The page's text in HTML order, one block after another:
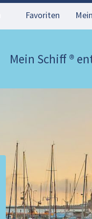
Favoriten
Mein Schiff ®